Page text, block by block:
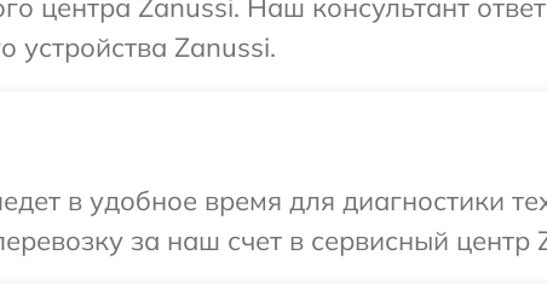
центра Zanussi. Наш консультант
устройства Zanussi.
в удобное время для диагностики
за наш счет в сервисный центр